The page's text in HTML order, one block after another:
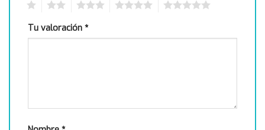
Tu valoración *